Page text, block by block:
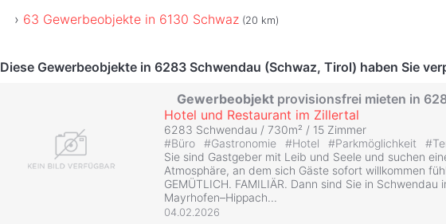
63 Gewerbeobjekte in 6130 Schwaz (20 km)
Diese Gewerbeobjekte in 6283 Schwendau (Schwaz, Tirol) haben Sie
Gewerbeobjekt provisionsfrei mieten in
Hotel und Restaurant im Zillertal
6283 Schwendau / 730m² / 15 Zimmer
#Büro #Gastronomie #Hotel #Parkmöglichkeit #
Sie sind Gastgeber mit Leib und Seele und suchen
Atmosphäre, an dem sich Gäste sofort willkommen
GEMÜTLICH. FAMILIÄR. Dann sind Sie in Schwendau
Mayrhofen–Hippach...
04.02.2026